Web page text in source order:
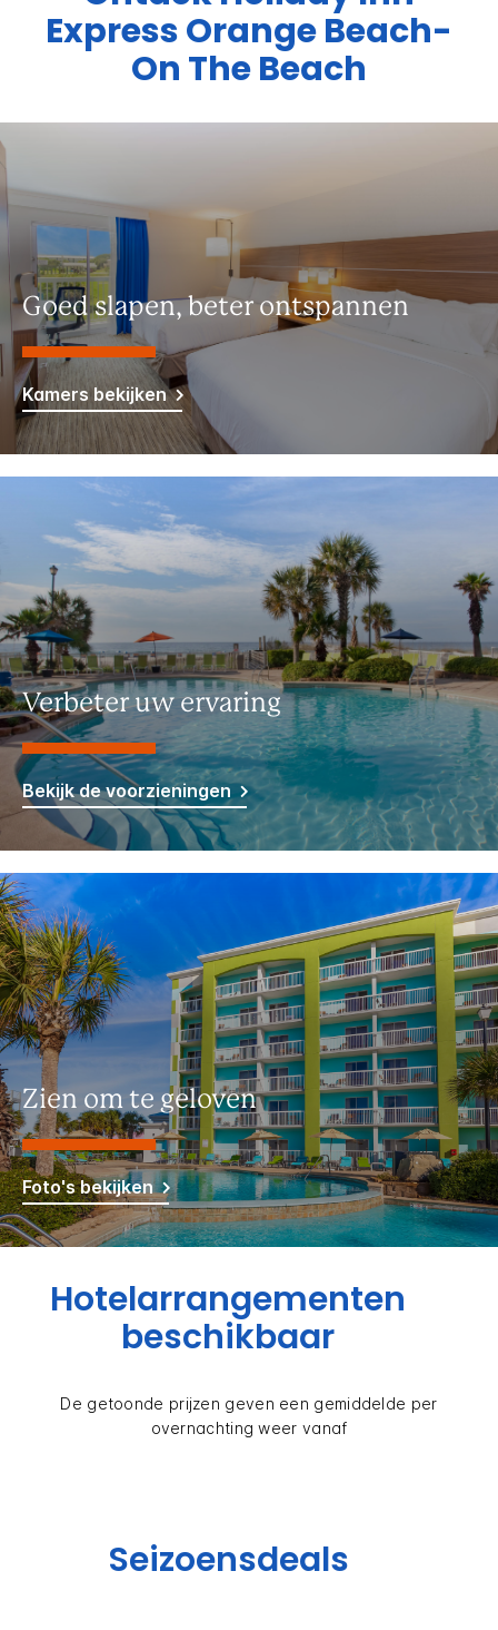
ExpressOrange Beach-
On The Beach
Goed slapen, beter ontspannen
Kamers bekijken
Verbeter uw ervaring
Bekijk de voorzieningen
Zien om te geloven
Foto's bekijken
Hotelarrangementen
beschikbaar
De getoonde prijzen geven een gemiddelde per
overnachting weer vanaf
Seizoensdeals